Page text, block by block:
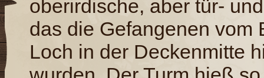
oberirdische, aber tür-
das die Gefangenen vom
Loch in der Deckenmitte